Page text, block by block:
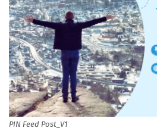
PIN Feed Post_V1